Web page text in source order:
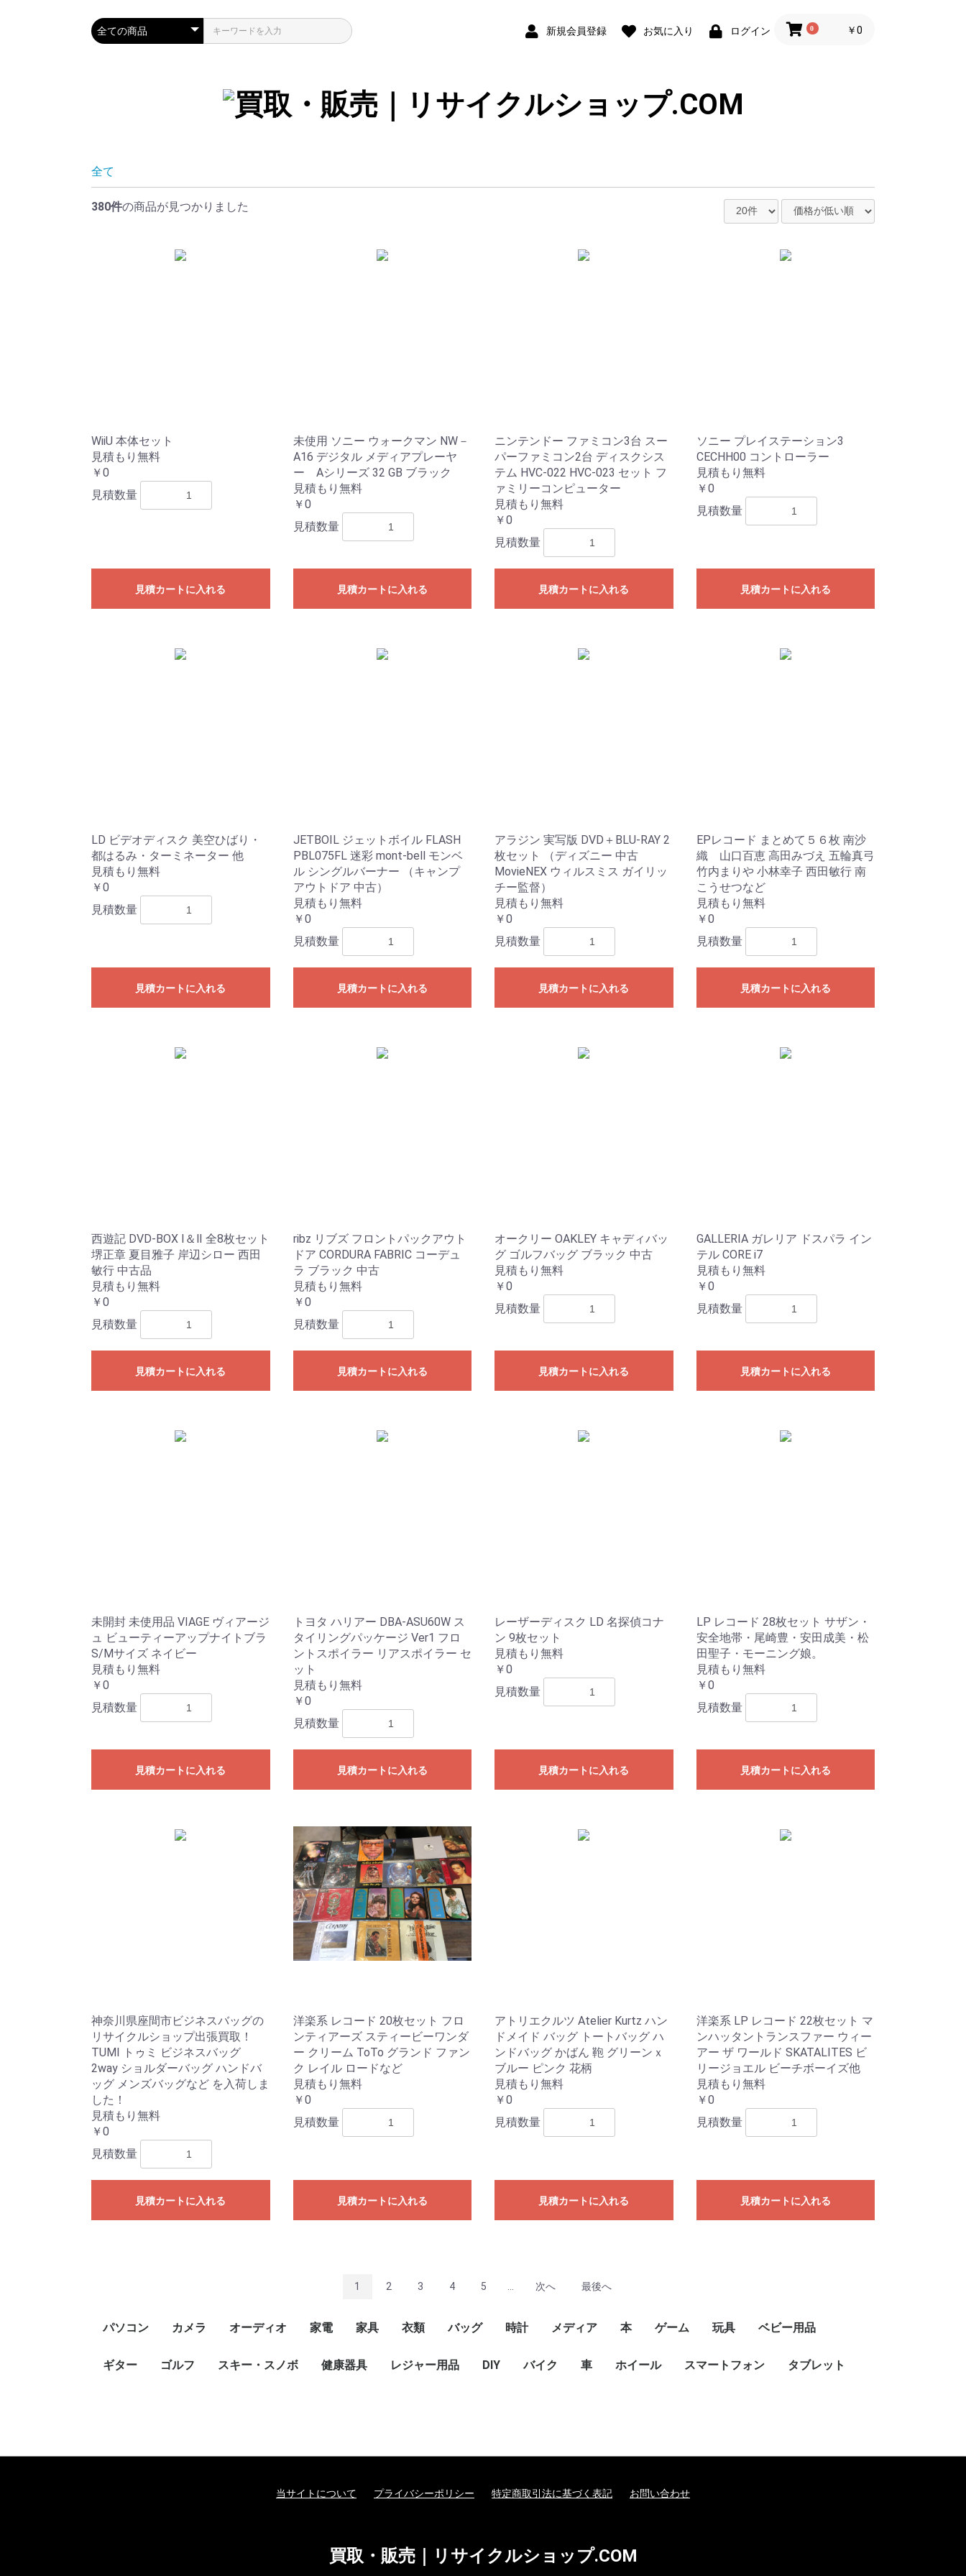
新規会員登録 お気に入り ログイン 0 ￥0
全て
380件の商品が見つかりました
WiiU 本体セット
見積もり無料
￥0
見積数量
見積カートに入れる
未使用 ソニー ウォークマン NW－
A16 デジタル メディアプレーヤ
ー Aシリーズ 32 GB ブラック
見積もり無料
￥0
見積数量
見積カートに入れる
ニンテンドー ファミコン3台 スー
パーファミコン2台 ディスクシス
テム HVC-022 HVC-023 セット フ
ァミリーコンピューター
見積もり無料
￥0
見積数量
見積カートに入れる
ソニー プレイステーション3
CECHH00 コントローラー
見積もり無料
￥0
見積数量
見積カートに入れる
LD ビデオディスク 美空ひばり・
都はるみ・ターミネーター 他
見積もり無料
￥0
見積数量
見積カートに入れる
JETBOIL ジェットボイル FLASH
PBL075FL 迷彩 mont-bell モンベ
ル シングルバーナー （キャンプ
アウトドア 中古）
見積もり無料
￥0
見積数量
見積カートに入れる
アラジン 実写版 DVD＋BLU-RAY 2
枚セット （ディズニー 中古
MovieNEX ウィルスミス ガイリッ
チー監督）
見積もり無料
￥0
見積数量
見積カートに入れる
EPレコード まとめて５６枚 南沙
織 山口百恵 高田みづえ 五輪真弓
竹内まりや 小林幸子 西田敏行 南
こうせつなど
見積もり無料
￥0
見積数量
見積カートに入れる
西遊記 DVD-BOX Ⅰ＆Ⅱ 全8枚セット
堺正章 夏目雅子 岸辺シロー 西田
敏行 中古品
見積もり無料
￥0
見積数量
見積カートに入れる
ribz リブズ フロントパックアウト
ドア CORDURA FABRIC コーデュ
ラ ブラック 中古
見積もり無料
￥0
見積数量
見積カートに入れる
オークリー OAKLEY キャディバッ
グ ゴルフバッグ ブラック 中古
見積もり無料
￥0
見積数量
見積カートに入れる
GALLERIA ガレリア ドスパラ イン
テル CORE i7
見積もり無料
￥0
見積数量
見積カートに入れる
未開封 未使用品 VIAGE ヴィアージ
ュ ビューティーアップナイトブラ
S/Mサイズ ネイビー
見積もり無料
￥0
見積数量
見積カートに入れる
トヨタ ハリアー DBA-ASU60W ス
タイリングパッケージ Ver1 フロ
ントスポイラー リアスポイラー セ
ット
見積もり無料
￥0
見積数量
見積カートに入れる
レーザーディスク LD 名探偵コナ
ン 9枚セット
見積もり無料
￥0
見積数量
見積カートに入れる
LP レコード 28枚セット サザン・
安全地帯・尾崎豊・安田成美・松
田聖子・モーニング娘。
見積もり無料
￥0
見積数量
見積カートに入れる
神奈川県座間市ビジネスバッグの
リサイクルショップ出張買取！
TUMI トゥミ ビジネスバッグ
2way ショルダーバッグ ハンドバ
ッグ メンズバッグなど を入荷しま
した！
見積もり無料
￥0
見積数量
見積カートに入れる
洋楽系 レコード 20枚セット フロ
ンティアーズ スティービーワンダ
ー クリーム ToTo グランド ファン
ク レイル ロードなど
見積もり無料
￥0
見積数量
見積カートに入れる
アトリエクルツ Atelier Kurtz ハン
ドメイド バッグ トートバッグ ハ
ンドバッグ かばん 鞄 グリーンｘ
ブルー ピンク 花柄
見積もり無料
￥0
見積数量
見積カートに入れる
洋楽系 LP レコード 22枚セット マ
ンハッタントランスファー ウィー
アー ザ ワールド SKATALITES ビ
リージョエル ビーチボーイズ他
見積もり無料
￥0
見積数量
見積カートに入れる
1 2 3 4 5 ... 次へ 最後へ
パソコン カメラ
デジカメ
一眼レフ カメラレンズ
オーディオ
スピーカー
家電 家具 衣類 バッグ 時計 メディア 本 ゲーム 玩具 ベビー用品
ギター ゴルフ スキー・スノボ 健康器具 レジャー用品 DIY バイク 車 ホイール スマートフォン タブレット
当サイトについて プライバシーポリシー 特定商取引法に基づく表記 お問い合わせ
買取・販売｜リサイクルショップ.COM